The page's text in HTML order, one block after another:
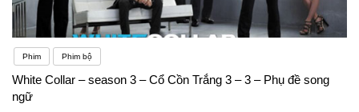
Phim Phim bộ
White Collar – season 3 – Cổ Cồn Trắng 3 – 3 – Phụ đề song
ngữ